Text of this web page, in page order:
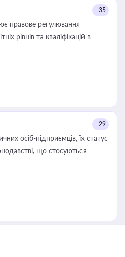
+35
правове регулювання
рівнів та кваліфікацій в
+29
осіб-підприємців, їх статус
що стосуються